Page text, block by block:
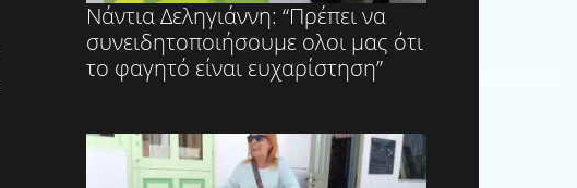
Νάντια Δεληγιάννη: “Πρέπει να
συνειδητοποιήσουμε ολοι μας ότι
το φαγητό είναι ευχαρίστηση”